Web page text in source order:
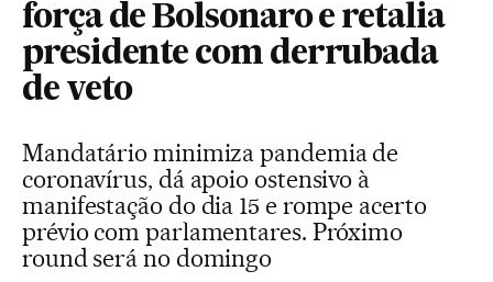
força de Bolsonaro e retalia
presidente com derrubada
de veto
Mandatário minimiza pandemia de
coronavírus, dá apoio ostensivo à
manifestação do dia 15 e rompe acerto
prévio com parlamentares. Próximo
round será no domingo